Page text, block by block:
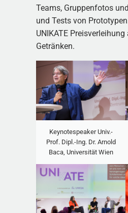
Teams, Gruppenfotos
und Tests von
UNIKATE
Getränken.
Keynotespeaker Univ.-
Prof. Dipl.-Ing. Dr. Arnold
Baca, Universität Wien